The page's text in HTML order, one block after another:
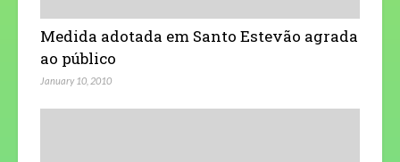
Medida adotada em Santo Estevão agrada
ao público
January 10, 2010